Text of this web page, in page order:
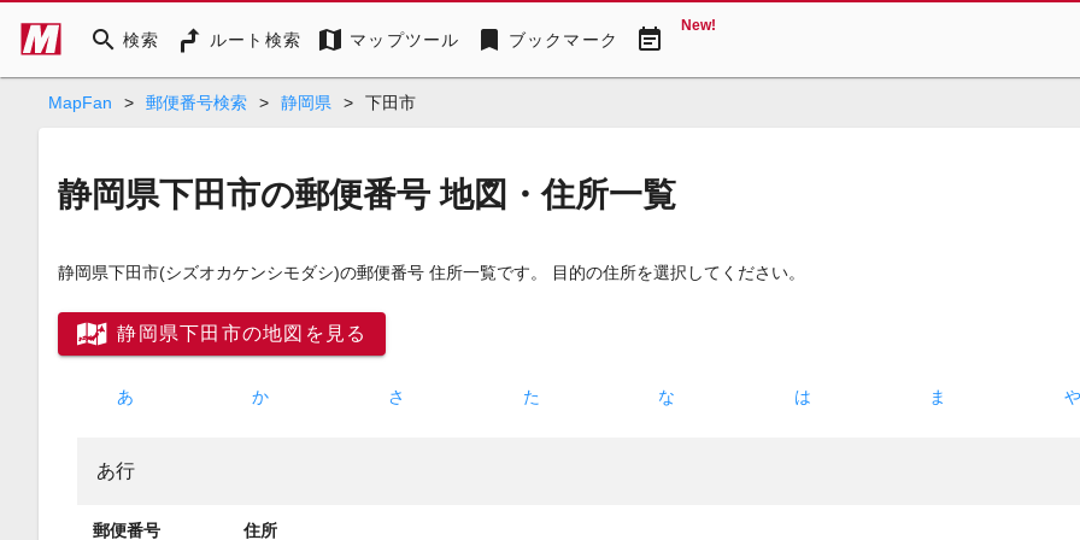
search 検索 ルート検索 map マップツール bookmark ブックマーク event_note New!
MapFan > 郵便番号検索 > 静岡県 > 下田市
静岡県下田市の郵便番号 地図・住所一覧
静岡県下田市(シズオカケンシモダシ)の郵便番号 住所一覧です。 目的の住所を選択してください。
静岡県下田市の地図を見る
あ か さ た な は ま や
あ行
郵便番号 住所